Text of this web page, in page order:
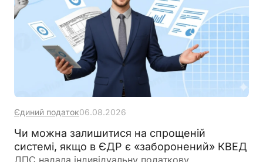
Єдиний податок06.08.2026
Чи можна залишитися на спрощеній
системі, якщо в ЄДР є «заборонений» КВЕД
ДПС надала індивідуальну податкову